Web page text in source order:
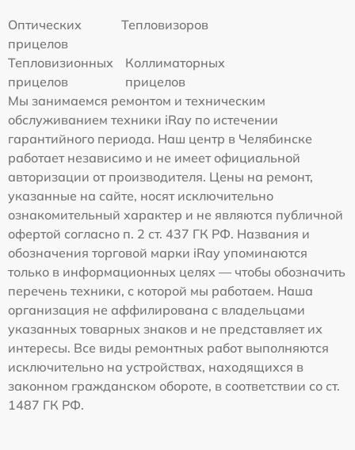
Оптических
прицелов
Тепловизоров
Тепловизионных
прицелов
Коллиматорных
прицелов
Мы занимаемся ремонтом и техническим
обслуживанием техники iRay по истечении
гарантийного периода. Наш центр в Челябинске
работает независимо и не имеет официальной
авторизации от производителя. Цены на ремонт,
указанные на сайте, носят исключительно
ознакомительный характер и не являются публичной
офертой согласно п. 2 ст. 437 ГК РФ. Названия и
обозначения торговой марки iRay упоминаются
только в информационных целях — чтобы обозначить
перечень техники, с которой мы работаем. Наша
организация не аффилирована с владельцами
указанных товарных знаков и не представляет их
интересы. Все виды ремонтных работ выполняются
исключительно на устройствах, находящихся в
законном гражданском обороте, в соответствии со ст.
1487 ГК РФ.